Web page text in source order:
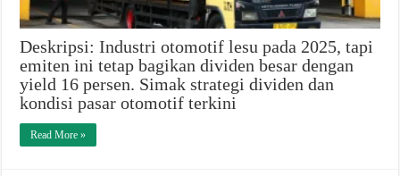
Deskripsi: Industri otomotif lesu pada 2025, tapi
emiten ini tetap bagikan dividen besar dengan
yield 16 persen. Simak strategi dividen dan
kondisi pasar otomotif terkini
Read More »